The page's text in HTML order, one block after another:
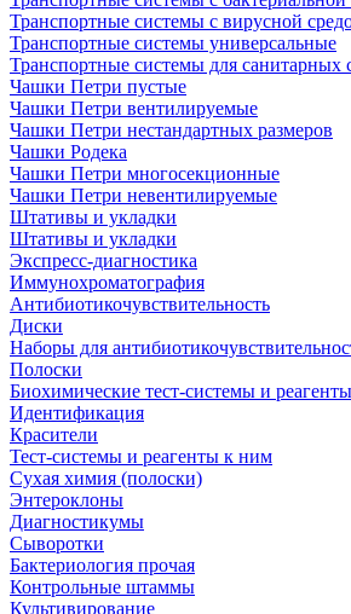
Транспортные системы с вирусной
Транспортные системы универсальные
Транспортные системы для санитарных
Чашки Петри пустые
Чашки Петри вентилируемые
Чашки Петри нестандартных размеров
Чашки Родека
Чашки Петри многосекционные
Чашки Петри невентилируемые
Штативы и укладки
Штативы и укладки
Экспресс-диагностика
Иммунохроматография
Антибиотикочувствительность
Диски
Наборы для
Полоски
Биохимические тест-системы и реагенты
Идентификация
Красители
Тест-системы и реагенты к ним
Сухая химия (полоски)
Энтероклоны
Диагностикумы
Сыворотки
Бактериология прочая
Контрольные штаммы
Культивирование